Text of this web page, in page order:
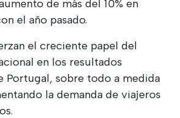
de más del 10% en
el año pasado.
el creciente papel del
en los resultados
Portugal, sobre todo a medida
la demanda de viajeros